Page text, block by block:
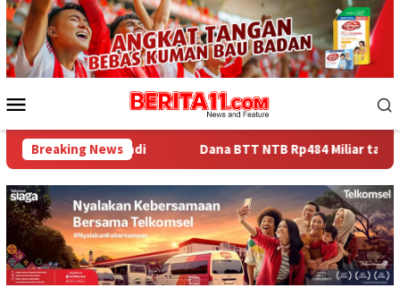
Loncat
ke
konten
Mobile
Breaking NewsDana BTT NTB Rp484 Miliar tak Muncul dalam